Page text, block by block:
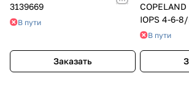
3139669
В пути
Заказать
IOPS 4-6-
В пути